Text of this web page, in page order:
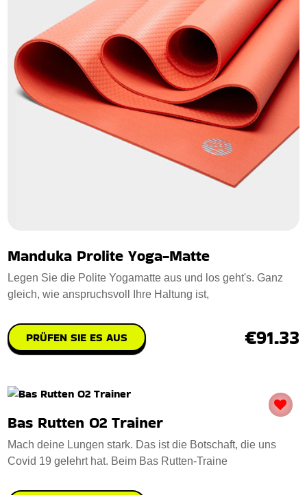
Manduka Prolite Yoga-Matte
Legen Sie die Polite Yogamatte aus und los geht's. Ganz
gleich, wie anspruchsvoll Ihre Haltung ist,
PRÜFEN SIE ES AUS €91.33
Bas Rutten O2 Trainer
Mach deine Lungen stark. Das ist die Botschaft, die uns
Covid 19 gelehrt hat. Beim Bas Rutten-Traine